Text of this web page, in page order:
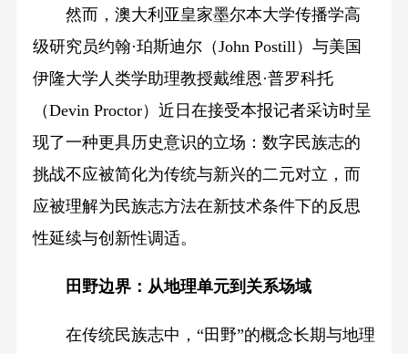
然而，澳大利亚皇家墨尔本大学传播学高
级研究员约翰·珀斯迪尔（John Postill）与美国
伊隆大学人类学助理教授戴维恩·普罗科托
（Devin Proctor）近日在接受本报记者采访时呈
现了一种更具历史意识的立场：数字民族志的
挑战不应被简化为传统与新兴的二元对立，而
应被理解为民族志方法在新技术条件下的反思
性延续与创新性调适。
田野边界：从地理单元到关系场域
在传统民族志中，“田野”的概念长期与地理